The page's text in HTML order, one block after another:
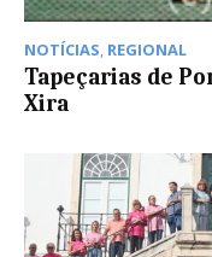
NOTÍCIAS, REGIONAL
Tapeçarias de
Xira